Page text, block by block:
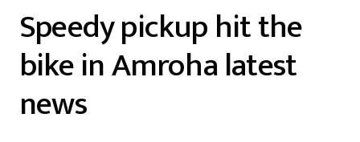
Speedy pickup hit the
bike in Amroha latest
news